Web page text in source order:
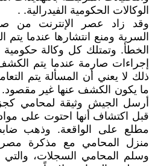
الوكالات الحكومية الفيدرالية. .
وقد زاد عصر الإنترنت من
السرية ومنع انتشارها عندما
الخطأ. وتمتلك كل وكالة
إجراءات صارمة عندما يتم
ذلك لا يعني أن المسألة يتم
ما يكون الكشف عنها غير مقصود.
أرسل الجيش وثيقة لمحامي
قبل اكتشاف أنها احتوت على
مطلع على الواقعة. وذهب
منزل المحامي مع مذكرة
وسلم المحامي السجلات،